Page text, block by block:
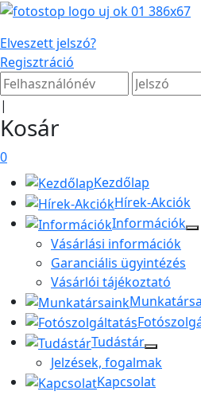
Elveszett jelszó?
Regisztráció
|
Kosár
0
Kezdőlap
Hírek-Akciók
Információk
Vásárlási információk
Garanciális ügyintézés
Vásárlói tájékoztató
Tudástár
Jelzések, fogalmak
Kapcsolat